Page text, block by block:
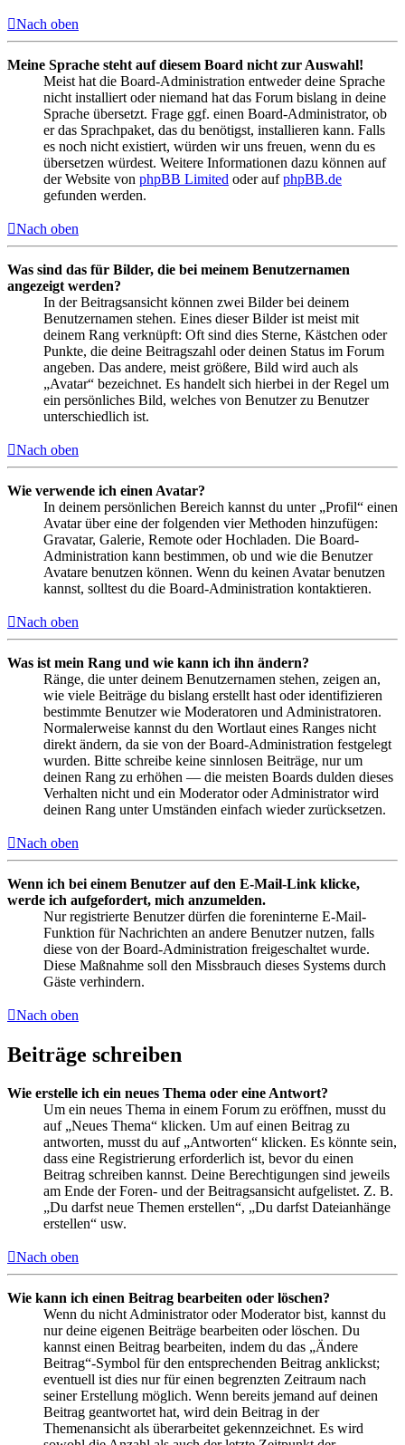
Nach oben
Meine Sprache steht auf diesem Board nicht zur Auswahl!
Meist hat die Board-Administration entweder deine Sprache
nicht installiert oder niemand hat das Forum bislang in deine
Sprache übersetzt. Frage ggf. einen Board-Administrator, ob
er das Sprachpaket, das du benötigst, installieren kann. Falls
es noch nicht existiert, würden wir uns freuen, wenn du es
übersetzen würdest. Weitere Informationen dazu können auf
der Website von phpBB Limited oder aufphpBB.de
gefunden werden.
Nach oben
Was sind das für Bilder, die bei meinem Benutzernamen
angezeigt werden?
In der Beitragsansicht können zwei Bilder bei deinem
Benutzernamen stehen. Eines dieser Bilder ist meist mit
deinem Rang verknüpft: Oft sind dies Sterne, Kästchen oder
Punkte, die deine Beitragszahl oder deinen Status im Forum
angeben. Das andere, meist größere, Bild wird auch als
„Avatar“ bezeichnet. Es handelt sich hierbei in der Regel um
ein persönliches Bild, welches von Benutzer zu Benutzer
unterschiedlich ist.
Nach oben
Wie verwende ich einen Avatar?
In deinem persönlichen Bereich kannst du unter „Profil“ einen
Avatar über eine der folgenden vier Methoden hinzufügen:
Gravatar, Galerie, Remote oder Hochladen. Die Board-
Administration kann bestimmen, ob und wie die Benutzer
Avatare benutzen können. Wenn du keinen Avatar benutzen
kannst, solltest du die Board-Administration kontaktieren.
Nach oben
Was ist mein Rang und wie kann ich ihn ändern?
Ränge, die unter deinem Benutzernamen stehen, zeigen an,
wie viele Beiträge du bislang erstellt hast oder identifizieren
bestimmte Benutzer wie Moderatoren und Administratoren.
Normalerweise kannst du den Wortlaut eines Ranges nicht
direkt ändern, da sie von der Board-Administration festgelegt
wurden. Bitte schreibe keine sinnlosen Beiträge, nur um
deinen Rang zu erhöhen — die meisten Boards dulden dieses
Verhalten nicht und ein Moderator oder Administrator wird
deinen Rang unter Umständen einfach wieder zurücksetzen.
Nach oben
Wenn ich bei einem Benutzer auf den E-Mail-Link klicke,
werde ich aufgefordert, mich anzumelden.
Nur registrierte Benutzer dürfen die foreninterne E-Mail-
Funktion für Nachrichten an andere Benutzer nutzen, falls
diese von der Board-Administration freigeschaltet wurde.
Diese Maßnahme soll den Missbrauch dieses Systems durch
Gäste verhindern.
Nach oben
Beiträge schreiben
Wie erstelle ich ein neues Thema oder eine Antwort?
Um ein neues Thema in einem Forum zu eröffnen, musst du
auf „Neues Thema“ klicken. Um auf einen Beitrag zu
antworten, musst du auf „Antworten“ klicken. Es könnte sein,
dass eine Registrierung erforderlich ist, bevor du einen
Beitrag schreiben kannst. Deine Berechtigungen sind jeweils
am Ende der Foren- und der Beitragsansicht aufgelistet. Z. B.
„Du darfst neue Themen erstellen“, „Du darfst Dateianhänge
erstellen“ usw.
Nach oben
Wie kann ich einen Beitrag bearbeiten oder löschen?
Wenn du nicht Administrator oder Moderator bist, kannst du
nur deine eigenen Beiträge bearbeiten oder löschen. Du
kannst einen Beitrag bearbeiten, indem du das „Ändere
Beitrag“-Symbol für den entsprechenden Beitrag anklickst;
eventuell ist dies nur für einen begrenzten Zeitraum nach
seiner Erstellung möglich. Wenn bereits jemand auf deinen
Beitrag geantwortet hat, wird dein Beitrag in der
Themenansicht als überarbeitet gekennzeichnet. Es wird